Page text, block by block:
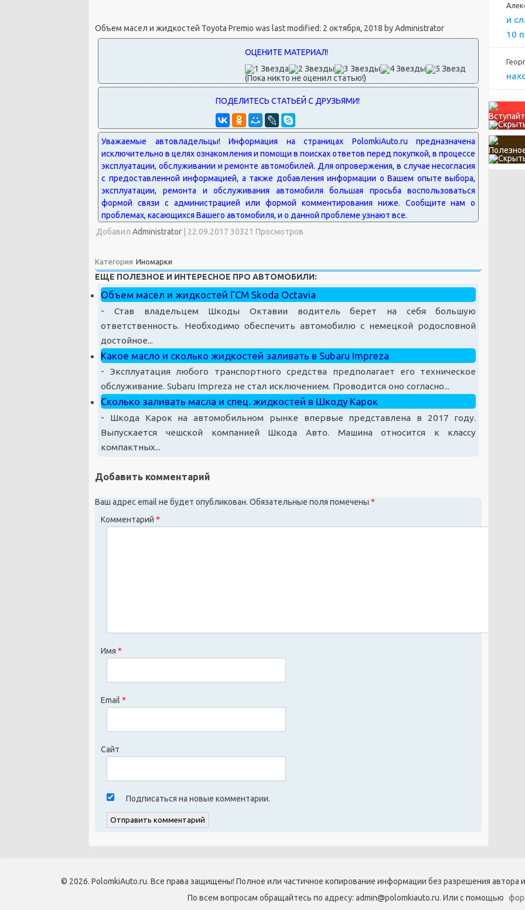
Объем масел и жидкостей Toyota Premio was last modified: 2 октября, 2018 byAdministrator
(Пока никто не оценил статью!)
Добавил Administrator | 22.09.2017 30321 Просмотров
Категория Иномарки
ЕЩЕ ПОЛЕЗНОЕ И ИНТЕРЕСНОЕ ПРО АВТОМОБИЛИ:
Объем масел и жидкостей ГСМ Skoda Octavia
-Став владельцем Шкоды Октавии водитель берет на себя большую
ответственность. Необходимо обеспечить автомобилю с немецкой родословной
достойное...
Какое масло и сколько жидкостей заливать в Subaru Impreza
- Эксплуатация любого транспортного средства предполагает его техническое
обслуживание. Subaru Impreza не стал исключением. Проводится оно согласно...
Сколько заливать масла и спец. жидкостей в Шкоду Карок
-
Шкода Карок на автомобильном рынке впервые представлена в 2017 году.
Выпускается чешской компанией Шкода Авто. Машина относится к классу
компактных...
Добавить комментарий
Ваш адрес email не будет опубликован. Обязательные поля помечены*
Комментарий*
Имя*
Email*
Сайт
Подписаться на новые комментарии.
и
10
© 2026. PolomkiAuto.ru. Все права защищены! Полное или частичное копирование информации без разрешения автора и
По всем вопросам обращайтесь по адресу: admin@polomkiauto.ru. Или с помощью